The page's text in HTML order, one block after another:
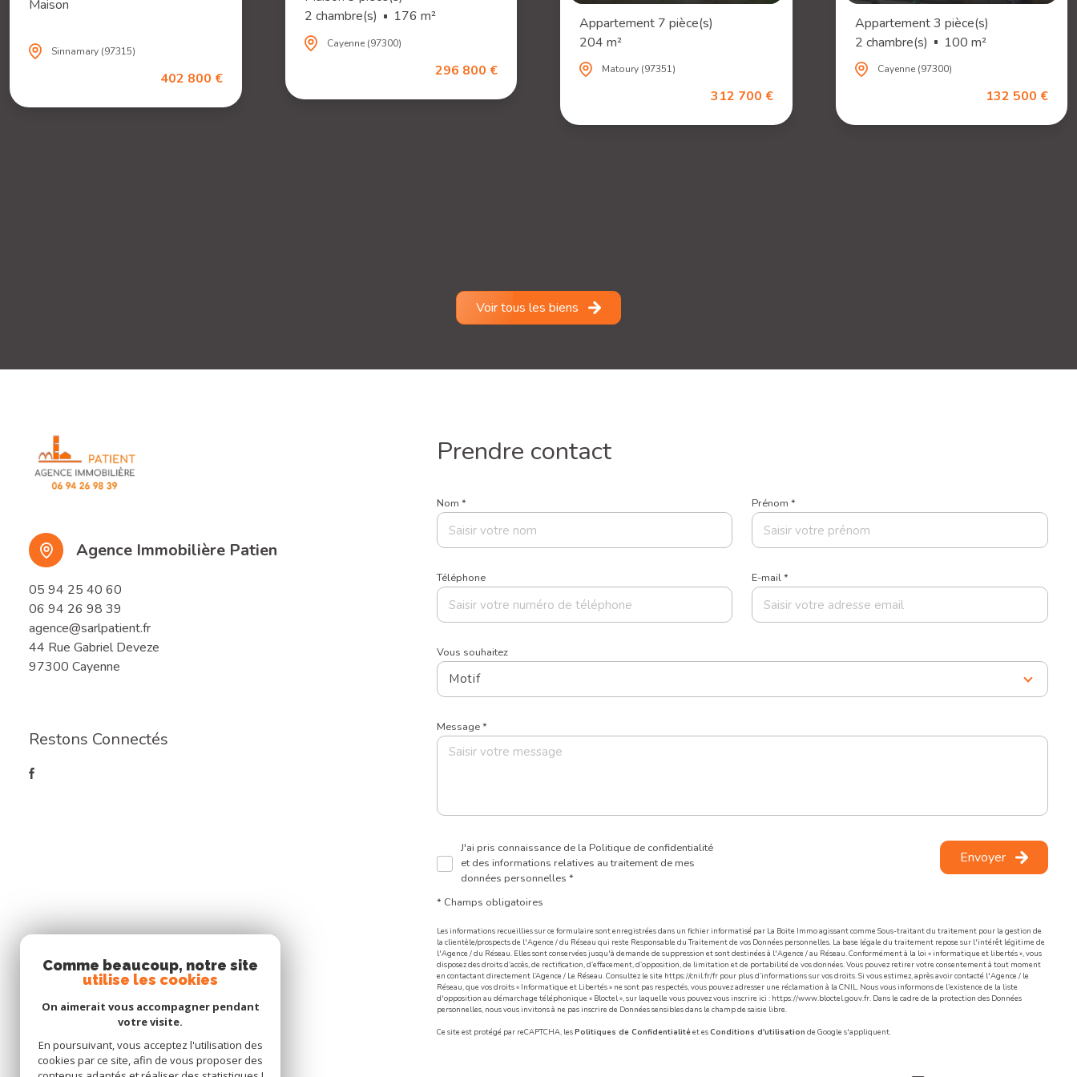
Maison
Sinnamary (97315)
402 800 €
2 chambre(s)
176 m²
Cayenne (97300)
296 800 €
Appartement 7 pièce(s)
204 m²
Matoury (97351)
312 700 €
Appartement 3 pièce(s)
2 chambre(s)
100 m²
Cayenne (97300)
132 500 €
Voir tous les biens
prendre contact
Nom * Prénom *
Téléphone E-mail *
Vous souhaitez
Motif
Message *
J'ai pris connaissance de la Politique de confidentialité
et des informations relatives au traitement de mes
données personnelles *
* Champs obligatoires
Envoyer
Les informations recueillies sur ce formulaire sont enregistrées dans un fichier informatisé par La Boite Immo agissant comme Sous-traitant du traitement pour la gestion de
la clientèle/prospects de l'Agence / du Réseau qui reste Responsable du Traitement de vos Données personnelles. La base légale du traitement repose sur l'intérêt légitime de
l'Agence / du Réseau. Elles sont conservées jusqu'à demande de suppression et sont destinées à l'Agence / au Réseau. Conformément à la loi « informatique et libertés », vous
disposez des droits d’accès, de rectification, d’effacement, d’opposition, de limitation et de portabilité de vos données. Vous pouvez retirer votre consentement à tout moment
en contactant directement l’Agence / Le Réseau. Consultez le site https://cnil.fr/frpour plus d’informations sur vos droits. Si vous estimez, après avoir contacté l'Agence / le
Réseau, que vos droits « Informatique et Libertés » ne sont pas respectés, vous pouvez adresser une réclamation à la CNIL. Nous vous informons de l’existence de la liste
d'opposition au démarchage téléphonique « Bloctel », sur laquelle vous pouvez vous inscrire ici : https://www.bloctel.gouv.fr. Dans le cadre de la protection des Données
personnelles, nous vous invitons à ne pas inscrire de Données sensibles dans le champ de saisie libre.
Ce site est protégé par reCAPTCHA, lesPolitiques de Confidentialitéet esConditions d'utilisation de Google s'appliquent.
Agence Immobilière Patien
05 94 25 40 60
06 94 26 98 39
agence@sarlpatient.fr
44 Rue Gabriel Deveze
97300 Cayenne
Restons Connectés
Comme beaucoup, notre site
utilise les cookies
On aimerait vous accompagner pendant
votre visite.
En poursuivant, vous acceptez l'utilisation des
cookies par ce site, afin de vous proposer des